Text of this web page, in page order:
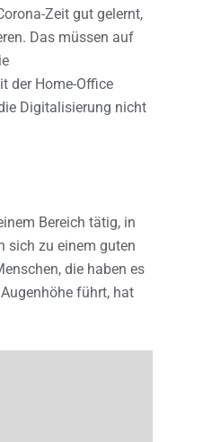
Zeit gut gelernt,
Das müssen auf
der Home-Office
Digitalisierung nicht
Bereich tätig, in
sich zu einem guten
die haben es
führt, hat